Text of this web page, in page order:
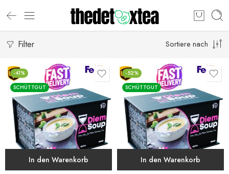
Filter Sortiere nach
-41%
SCHÜTTGUT
In den Warenkorb
-52%
SCHÜTTGUT
In den Warenkorb